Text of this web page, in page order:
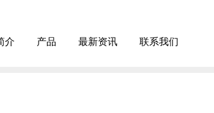
介 产品 最新资讯 联系我们